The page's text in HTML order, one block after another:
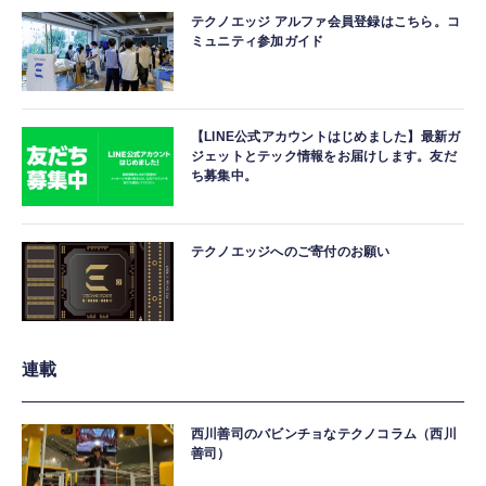
テクノエッジ アルファ会員登録はこちら。コ
ミュニティ参加ガイド
【LINE公式アカウントはじめました】最新ガ
ジェットとテック情報をお届けします。友だ
ち募集中。
テクノエッジへのご寄付のお願い
連載
西川善司のバビンチョなテクノコラム（西川
善司）